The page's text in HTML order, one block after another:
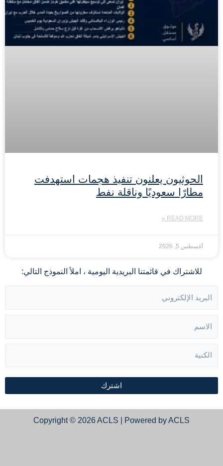
الحوثيون يعلنون تنفيذ هجمات استهدفت
مطارًا سعوديًا وناقلة نفط
READ MORE »
أغسطس 5, 2026
للاشتراك في قائمتنا البريدية اليومية ، املأ النموذج التالي:
اشترك
Copyright © 2026 ACLS | Powered by ACLS